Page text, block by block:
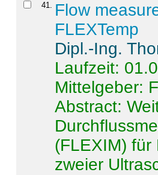
41. Flow
FLEXTemp
Dipl.-Ing.
Laufzeit:
Mittelgeber:
Abstract:
(FLEXIM)
zweier